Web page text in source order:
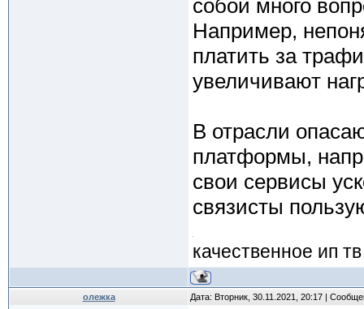
собой много
Например,
платить за
увеличивают
В отрасли
платформы,
свои сервисы
связисты
качественное ип
олежка Дата: Вторник, 30.11.2021, 20:17 |